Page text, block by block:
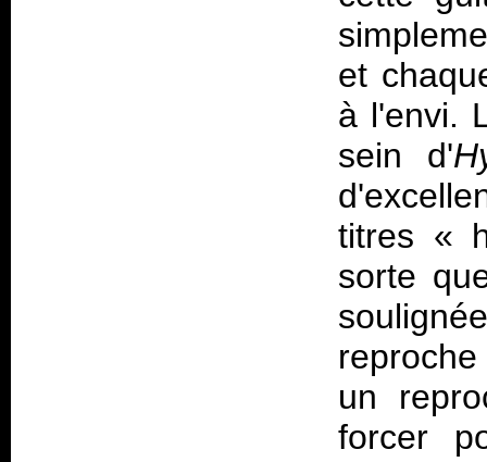
et
à l'envi.
sein d'
titres «
sorte
un
forcer